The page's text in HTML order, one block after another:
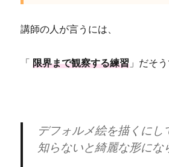
講師の人が言うには、
「限界まで観察する練習 」だそう
デフォルメ絵を描くにし
知らないと綺麗な形にな